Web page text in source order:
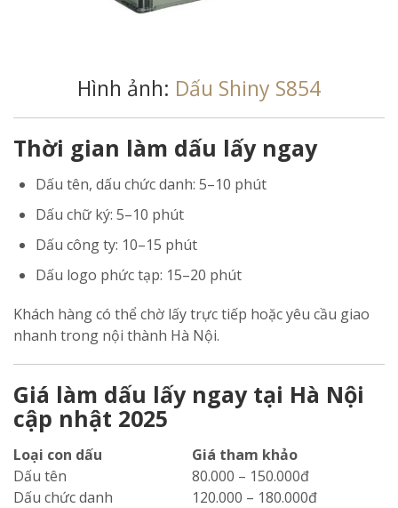
Hình ảnh: Dấu Shiny S854
Thời gian làm dấu lấy ngay
Dấu tên, dấu chức danh: 5–10 phút
Dấu chữ ký: 5–10 phút
Dấu công ty: 10–15 phút
Dấu logo phức tạp: 15–20 phút
Khách hàng có thể chờ lấy trực tiếp hoặc yêu cầu giao
nhanh trong nội thành Hà Nội.
Giá làm dấu lấy ngay tại Hà Nội
cập nhật 2025
Loại con dấu
Giá tham khảo
Dấu tên
80.000 – 150.000đ
Dấu chức danh
120.000 – 180.000đ